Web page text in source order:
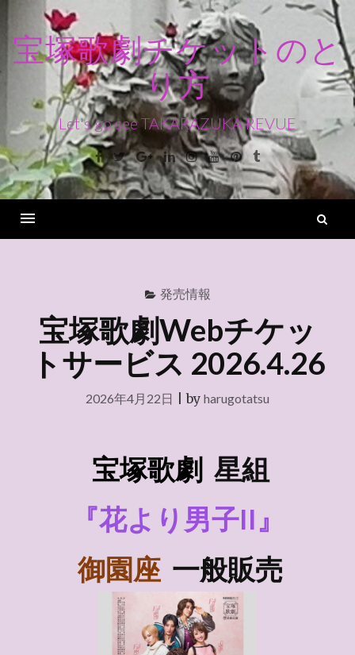
ン
ス
キ
ッ
宝塚歌劇チケットのと
り方
Let's go see TAKARAZUKA REVUE
Facebook
TwitterGoogle+LinkedinInstagram
YoutubePinterest
Tumblr
発売情報
宝塚歌劇Webチケッ
トサービス 2026.4.26
2026年4月22日 |by harugotatsu
宝塚歌劇 星組
『花より男子II』
御園座 一般販売